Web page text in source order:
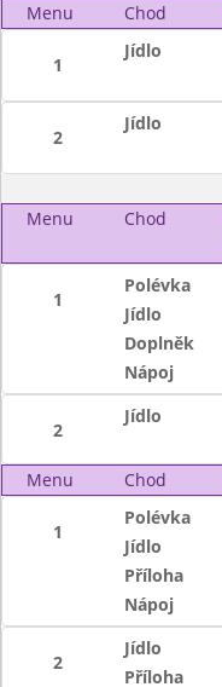
Menu
Chod
1
Jídlo
2
Jídlo
Menu Chod
1
Polévka
Jídlo
Doplněk
Nápoj
2
Jídlo
Menu Chod
1
Polévka
Jídlo
Příloha
Nápoj
2
Jídlo
Příloha